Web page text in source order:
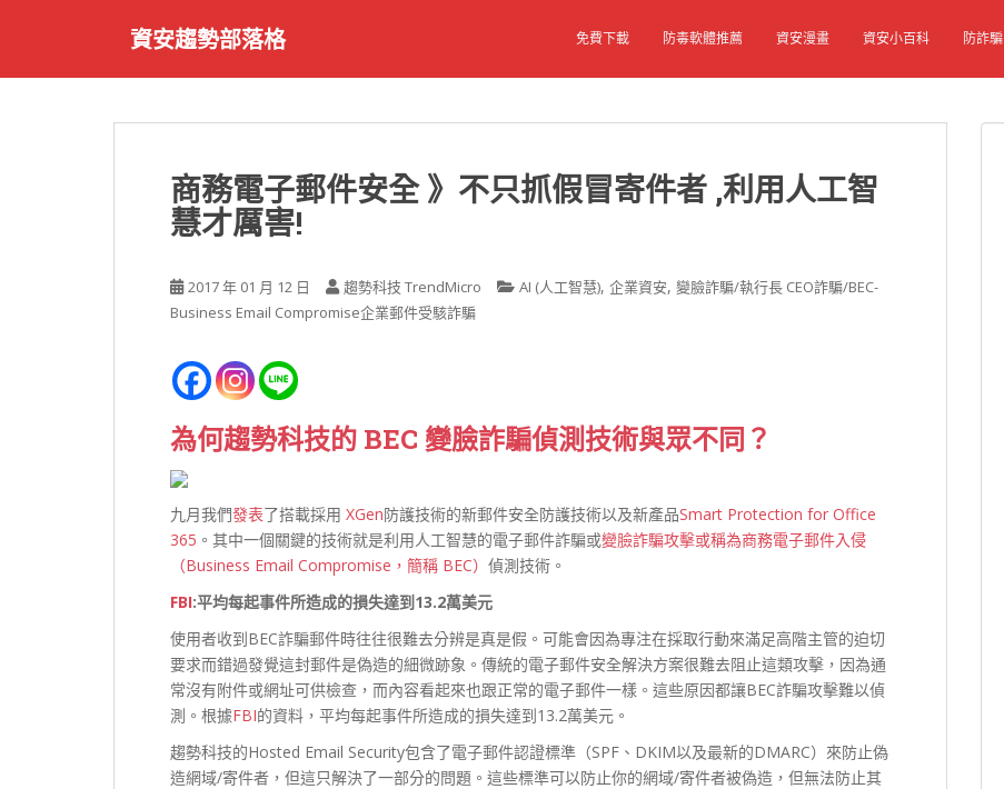
資安趨勢部落格 免費下載 防毒軟體推薦 資安漫畫 資安小百科 防詐騙
商務電子郵件安全 》不只抓假冒寄件者 ,利用人工智
慧才厲害!
2017 年 01 月 12 日 趨勢科技 TrendMicro AI (人工智慧), 企業資安, 變臉詐騙/執行長 CEO詐騙/BEC-
Business Email Compromise企業郵件受駭詐騙
為何趨勢科技的 BEC 變臉詐騙偵測技術與眾不同？
九月我們發表了搭載採用 XGen防護技術的新郵件安全防護技術以及新產品Smart Protection for Office
365 。其中一個關鍵的技術就是利用人工智慧的電子郵件詐騙或變臉詐騙攻擊或稱為商務電子郵件入侵
（Business Email Compromise，簡稱 BEC） 偵測技術。
FBI:平均每起事件所造成的損失達到13.2萬美元
使用者收到BEC詐騙郵件時往往很難去分辨是真是假。可能會因為專注在採取行動來滿足高階主管的迫切
要求而錯過發覺這封郵件是偽造的細微跡象。傳統的電子郵件安全解決方案很難去阻止這類攻擊，因為通
常沒有附件或網址可供檢查，而內容看起來也跟正常的電子郵件一樣。這些原因都讓BEC詐騙攻擊難以偵
測。根據FBI的資料，平均每起事件所造成的損失達到13.2萬美元。
趨勢科技的Hosted Email Security包含了電子郵件認證標準（SPF、DKIM以及最新的DMARC）來防止偽
造網域/寄件者，但這只解決了一部分的問題。這些標準可以防止你的網域/寄件者被偽造，但無法防止其